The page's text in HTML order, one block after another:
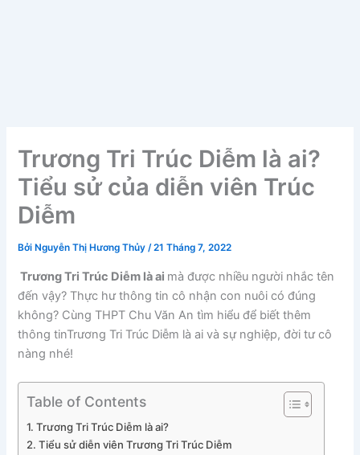
Trương Tri Trúc Diễm là ai?
Tiểu sử của diễn viên Trúc
Diễm
Bởi Nguyễn Thị Hương Thủy/21 Tháng 7, 2022
Trương Tri Trúc Diễm là ai mà được nhiều người nhắc tên
đến vậy? Thực hư thông tin cô nhận con nuôi có đúng
không? Cùng THPT Chu Văn An tìm hiểu để biết thêm
thông tinTrương Tri Trúc Diễm là ai và sự nghiệp, đời tư cô
nàng nhé!
Table of Contents
Trương Tri Trúc Diễm là ai?
Tiểu sử diễn viên Trương Tri Trúc Diễm